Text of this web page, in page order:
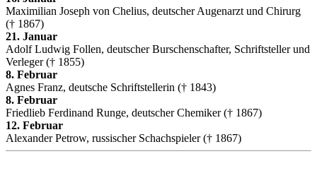
Maximilian Joseph von Chelius, deutscher Augenarzt und Chirurg
(† 1867)
21. Januar
Adolf Ludwig Follen, deutscher Burschenschafter, Schriftsteller und
Verleger († 1855)
8. Februar
Agnes Franz, deutsche Schriftstellerin († 1843)
8. Februar
Friedlieb Ferdinand Runge, deutscher Chemiker († 1867)
12. Februar
Alexander Petrow, russischer Schachspieler († 1867)